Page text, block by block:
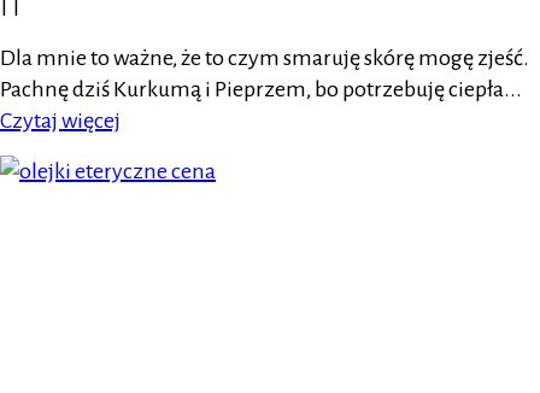
Dla mnie to ważne, że to czym smaruję skórę mogę zjeść.
Pachnę dziś Kurkumą i Pieprzem, bo potrzebuję ciepła...
Czytaj więcej